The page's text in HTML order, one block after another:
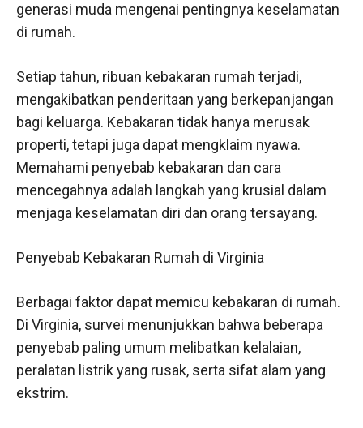
generasi muda mengenai pentingnya keselamatan
di rumah.
Setiap tahun, ribuan kebakaran rumah terjadi,
mengakibatkan penderitaan yang berkepanjangan
bagi keluarga. Kebakaran tidak hanya merusak
properti, tetapi juga dapat mengklaim nyawa.
Memahami penyebab kebakaran dan cara
mencegahnya adalah langkah yang krusial dalam
menjaga keselamatan diri dan orang tersayang.
Penyebab Kebakaran Rumah di Virginia
Berbagai faktor dapat memicu kebakaran di rumah.
Di Virginia, survei menunjukkan bahwa beberapa
penyebab paling umum melibatkan kelalaian,
peralatan listrik yang rusak, serta sifat alam yang
ekstrim.